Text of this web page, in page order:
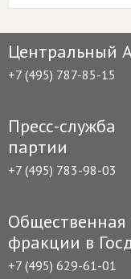
Центральный
+7 (495) 787-85-15
Пресс-служба
партии
+7 (495) 783-98-03
фракции в
+7 (495) 629-61-01